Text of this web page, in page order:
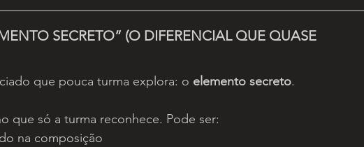
SECRETO” (O DIFERENCIAL QUE QUASE
que pouca turma explora: o elemento secreto.
que só a turma reconhece. Pode ser:
na composição